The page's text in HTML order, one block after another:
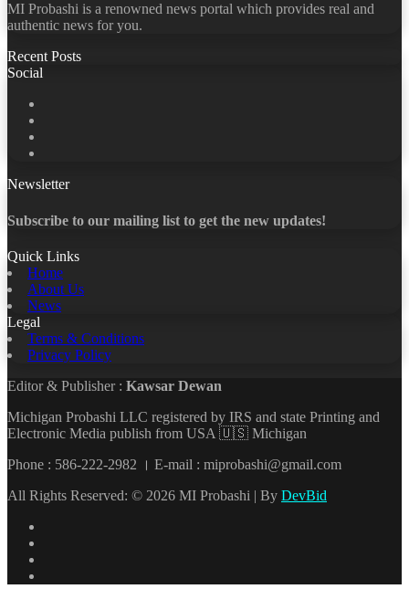
MI Probashi is a renowned news portal which provides real and
authentic news for you.
Recent Posts
Social
Newsletter
Subscribe to our mailing list to get the new updates!
Quick Links
Home
About Us
News
Legal
Terms & Conditions
Privacy Policy
Editor & Publisher : Kawsar Dewan
Michigan Probashi LLC registered by IRS and state Printing and
Electronic Media publish from USA 🇺🇸 Michigan
Phone : 586-222-2982 । E-mail : miprobashi@gmail.com
All Rights Reserved: © 2026 MI Probashi | By DevBid